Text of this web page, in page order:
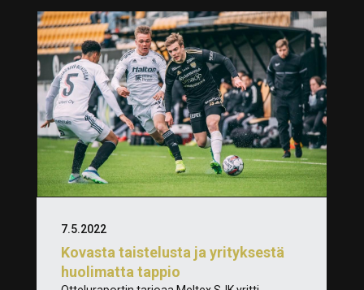
Kovasta taistelusta ja yrityksestä
huolimatta tappio
7.5.2022